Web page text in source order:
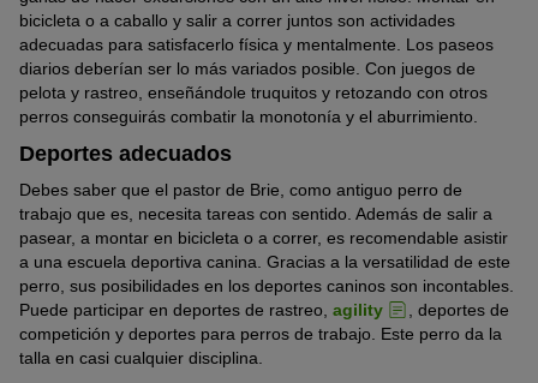
bicicleta o a caballo y salir a correr juntos son actividades
adecuadas para satisfacerlo física y mentalmente. Los paseos
diarios deberían ser lo más variados posible. Con juegos de
pelota y rastreo, enseñándole truquitos y retozando con otros
perros conseguirás combatir la monotonía y el aburrimiento.
Deportes adecuados
Debes saber que el pastor de Brie, como antiguo perro de
trabajo que es, necesita tareas con sentido. Además de salir a
pasear, a montar en bicicleta o a correr, es recomendable asistir
a una escuela deportiva canina. Gracias a la versatilidad de este
perro, sus posibilidades en los deportes caninos son incontables.
Puede participar en deportes de rastreo, agility
, deportes de
competición y deportes para perros de trabajo. Este perro da la
talla en casi cualquier disciplina.